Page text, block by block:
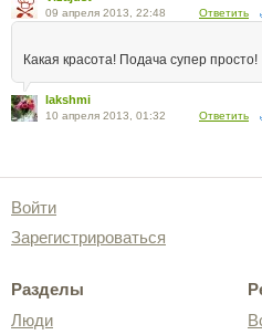
09 апреля 2013, 22:48 Ответить
Какая красота! Подача супер просто!
lakshmi
10 апреля 2013, 01:32 Ответить
Войти
Зарегистрироваться
Разделы
Люди